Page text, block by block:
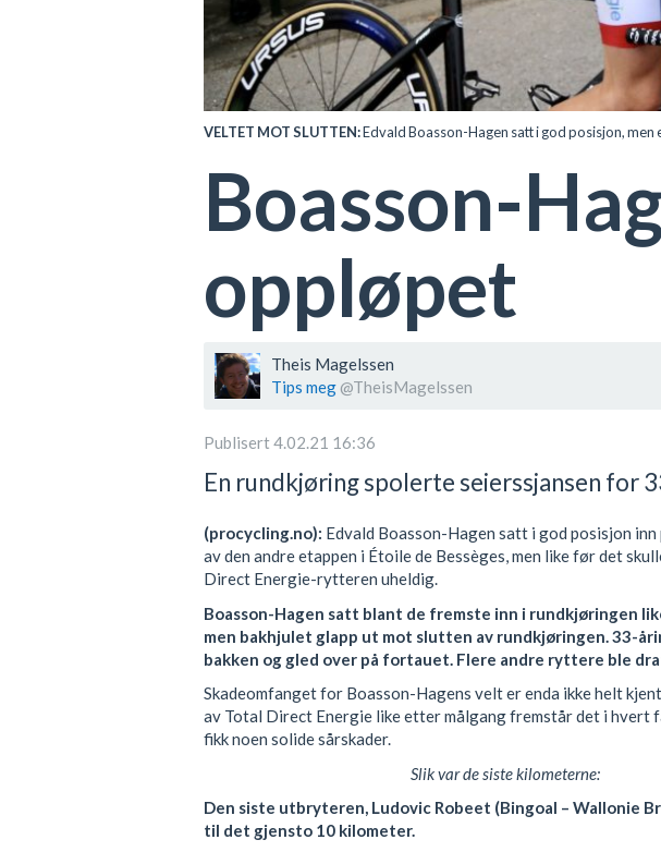
VELTET MOT SLUTTEN:Edvald Boasson-Hagen satt i god posisjon,
Boasson-
oppløpet
Theis Magelssen
Tips meg @TheisMagelssen
Publisert 4.02.21 16:36
En rundkjøring spolerte seierssjansen for
(procycling.no): Edvald Boasson-Hagen satt i god posisjon
av den andre etappen i Étoile de Bessèges, men like før det
Direct Energie-rytteren uheldig.
Boasson-Hagen satt blant de fremste inn i rundkjøringen
men bakhjulet glapp ut mot slutten av rundkjøringen. 33-
bakken og gled over på fortauet. Flere andre ryttere ble
Skadeomfanget for Boasson-Hagens velt er enda ikke helt
av Total Direct Energie like etter målgang fremstår det i hvert
fikk noen solide sårskader.
Slik var de siste kilometerne:
Den siste utbryteren, Ludovic Robeet (Bingoal – Wallonie
til det gjensto 10 kilometer.